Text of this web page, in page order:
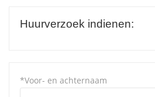
Huurverzoek indienen:
*Voor- en achternaam